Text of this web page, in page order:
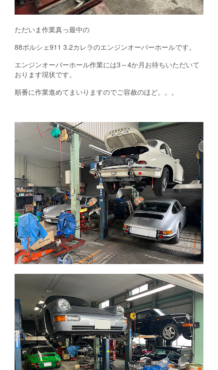
ただいま作業真っ最中の
88ポルシェ911 3.2カレラのエンジンオーバーホールです。
エンジンオーバーホール作業には3～4か月お待ちいただいて
おります現状です。
順番に作業進めてまいりますのでご容赦のほど。。。